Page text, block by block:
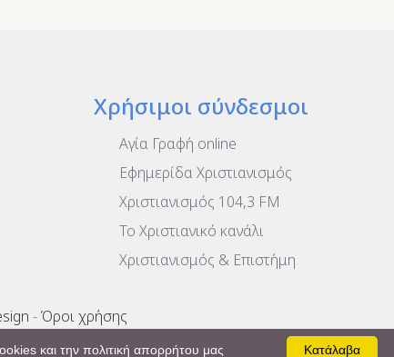
Χρήσιμοι σύνδεσμοι
Αγία Γραφή online
Εφημερίδα Χριστιανισμός
Χριστιανισμός 104,3 FM
To Χριστιανικό κανάλι
Χριστιανισμός & Επιστήμη
-Όροι χρήσης
Κατάλαβα
και την πολιτική απορρήτου μας